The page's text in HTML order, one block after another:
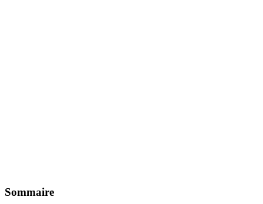
Sommaire